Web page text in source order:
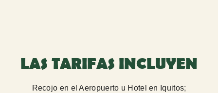
LAS TARIFAS INCLUYEN
Recojo en el Aeropuerto u Hotel en Iquitos;